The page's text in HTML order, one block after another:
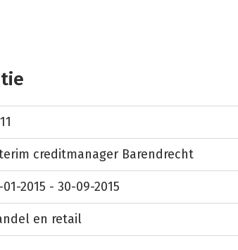
creditmanager Barendrecht
01-2015 - 30-09-2015
en retail